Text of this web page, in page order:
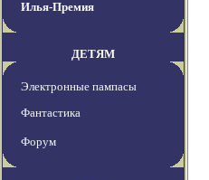
Илья-Премия
ДЕТЯМ
Электронные пампасы
Фантастика
Форум